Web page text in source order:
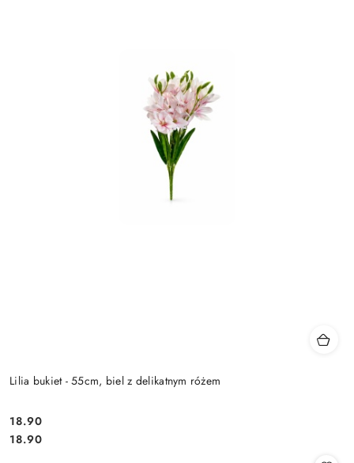
Lilia bukiet - 55cm, biel z delikatnym różem
Cena:
18.90
Cena:
18.90